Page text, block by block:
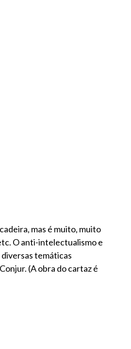
mas é muito, muito
O anti-intelectualismo e
temáticas
(A obra do cartaz é